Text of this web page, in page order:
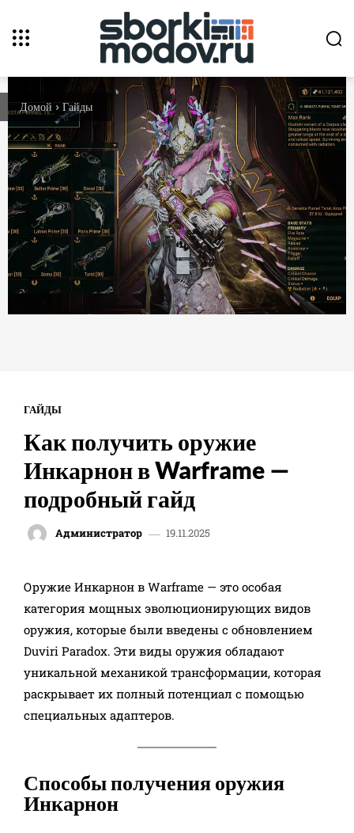
Домой Гайды
ГАЙДЫ
Как получить оружие
Инкарнон в Warframe —
подробный гайд
Администратор 19.11.2025
Оружие Инкарнон в Warframe — это особая
категория мощных эволюционирующих видов
оружия, которые были введены с обновлением
Duviri Paradox. Эти виды оружия обладают
уникальной механикой трансформации, которая
раскрывает их полный потенциал с помощью
специальных адаптеров.
Способы получения оружия
Инкарнон